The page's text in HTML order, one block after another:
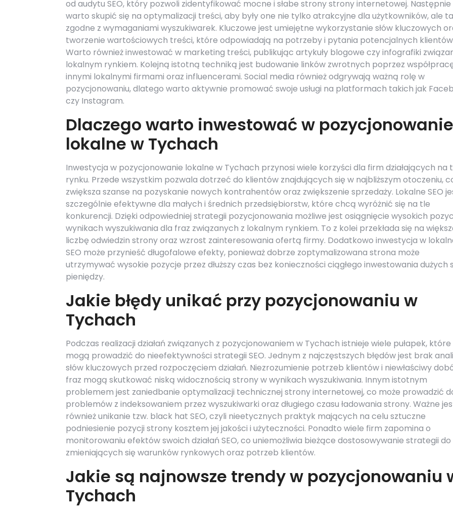
od audytu SEO, który pozwoli zidentyfikować mocne i słabe strony strony internetowej. Następnie
warto skupić się na optymalizacji treści, aby były one nie tylko atrakcyjne dla użytkowników, ale
zgodne z wymaganiami wyszukiwarek. Kluczowe jest umiejętne wykorzystanie słów kluczowych
tworzenie wartościowych treści, które odpowiadają na potrzeby i pytania potencjalnych
Warto również inwestować w marketing treści, publikując artykuły blogowe czy infografiki
lokalnym rynkiem. Kolejną istotną techniką jest budowanie linków zwrotnych poprzez
innymi lokalnymi firmami oraz influencerami. Social media również odgrywają ważną rolę w
pozycjonowaniu, dlatego warto aktywnie promować swoje usługi na platformach takich jak
czy Instagram.
Dlaczego warto inwestować w pozycjonowanie
lokalne w Tychach
Inwestycja w pozycjonowanie lokalne w Tychach przynosi wiele korzyści dla firm działających na
rynku. Przede wszystkim pozwala dotrzeć do klientów znajdujących się w najbliższym otoczeniu,
zwiększa szanse na pozyskanie nowych kontrahentów oraz zwiększenie sprzedaży. Lokalne SEO
szczególnie efektywne dla małych i średnich przedsiębiorstw, które chcą wyróżnić się na tle
konkurencji. Dzięki odpowiedniej strategii pozycjonowania możliwe jest osiągnięcie wysokich
wynikach wyszukiwania dla fraz związanych z lokalnym rynkiem. To z kolei przekłada się na
liczbę odwiedzin strony oraz wzrost zainteresowania ofertą firmy. Dodatkowo inwestycja w
SEO może przynieść długofalowe efekty, ponieważ dobrze zoptymalizowana strona może
utrzymywać wysokie pozycje przez dłuższy czas bez konieczności ciągłego inwestowania dużych
pieniędzy.
Jakie błędy unikać przy pozycjonowaniu w
Tychach
Podczas realizacji działań związanych z pozycjonowaniem w Tychach istnieje wiele pułapek, które
mogą prowadzić do nieefektywności strategii SEO. Jednym z najczęstszych błędów jest brak
słów kluczowych przed rozpoczęciem działań. Niezrozumienie potrzeb klientów i niewłaściwy
fraz mogą skutkować niską widocznością strony w wynikach wyszukiwania. Innym istotnym
problemem jest zaniedbanie optymalizacji technicznej strony internetowej, co może prowadzić
problemów z indeksowaniem przez wyszukiwarki oraz długiego czasu ładowania strony. Ważne
również unikanie tzw. black hat SEO, czyli nieetycznych praktyk mających na celu sztuczne
podniesienie pozycji strony kosztem jej jakości i użyteczności. Ponadto wiele firm zapomina o
monitorowaniu efektów swoich działań SEO, co uniemożliwia bieżące dostosowywanie strategii do
zmieniających się warunków rynkowych oraz potrzeb klientów.
Jakie są najnowsze trendy w pozycjonowaniu
Tychach